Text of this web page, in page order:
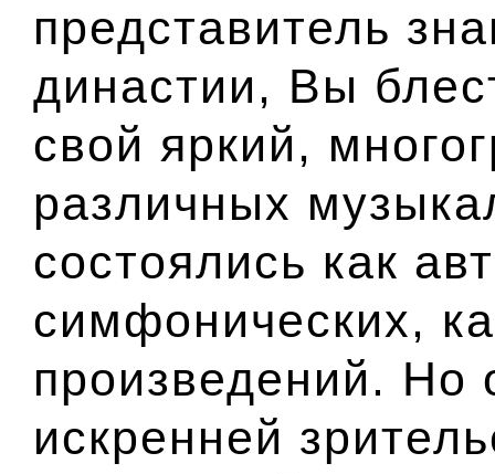
представитель
династии, Вы
свой яркий,
различных
состоялись как
симфонических,
произведений. Но
искренней